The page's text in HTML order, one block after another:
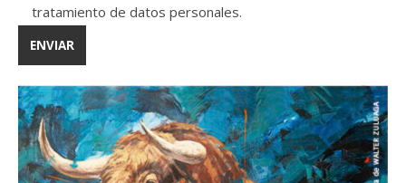
tratamiento de datos personales.